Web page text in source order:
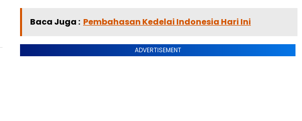
Baca Juga : Pembahasan Kedelai Indonesia Hari Ini
ADVERTISEMENT